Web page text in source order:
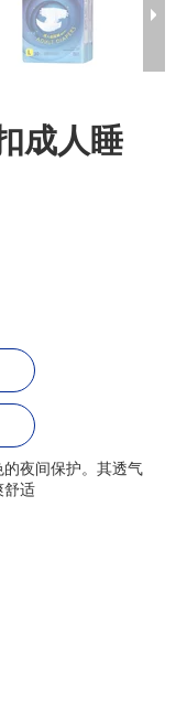
成人睡
夜间保护。其透气
舒适